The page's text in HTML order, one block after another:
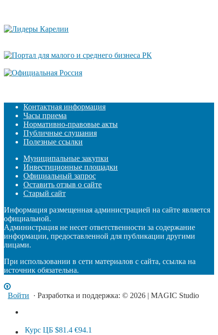
Контактная информация
Часы приема
Нормативно-правовые акты
Публичные слушания
Полезные ссылки
Муниципальные закупки
Инвестиционные площадки
Официальный запрос
Оставить отзыв о сайте
Старый сайт
Информация размещенная администрацией на сайте является
официальной.
Администрация не несет ответственности за содержание
информации, предоставленной для публикации другими
лицами.
При использовании в сети материалов с сайта, ссылка на
источник обязательна.
Войти · Разработка и поддержка: © 2026 | MAGIC Studio
Курс ЦБ $81.4 €94.1